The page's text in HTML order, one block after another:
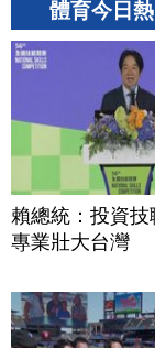
體育今日
賴總統：投資技
專業壯大台灣